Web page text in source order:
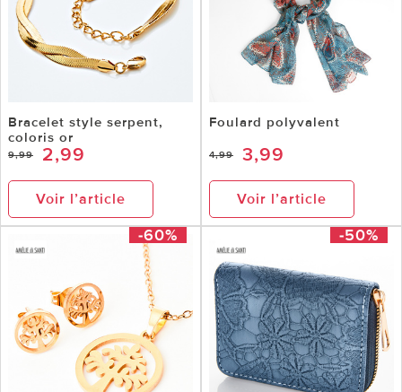
Bracelet style serpent,
coloris or
9,99 2,99
Voir l’article
Foulard polyvalent
4,99 3,99
Voir l’article
-60% -50%